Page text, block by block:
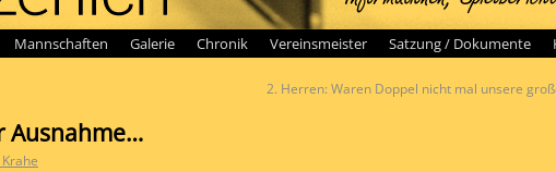
Mannschaften Galerie Chronik Vereinsmeister Satzung / Dokumente
2. Herren: Waren Doppel nicht mal unsere
Ausnahme…